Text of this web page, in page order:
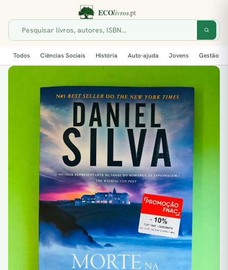
Todos Ciências Sociais História Auto-ajuda Jovens Gestão